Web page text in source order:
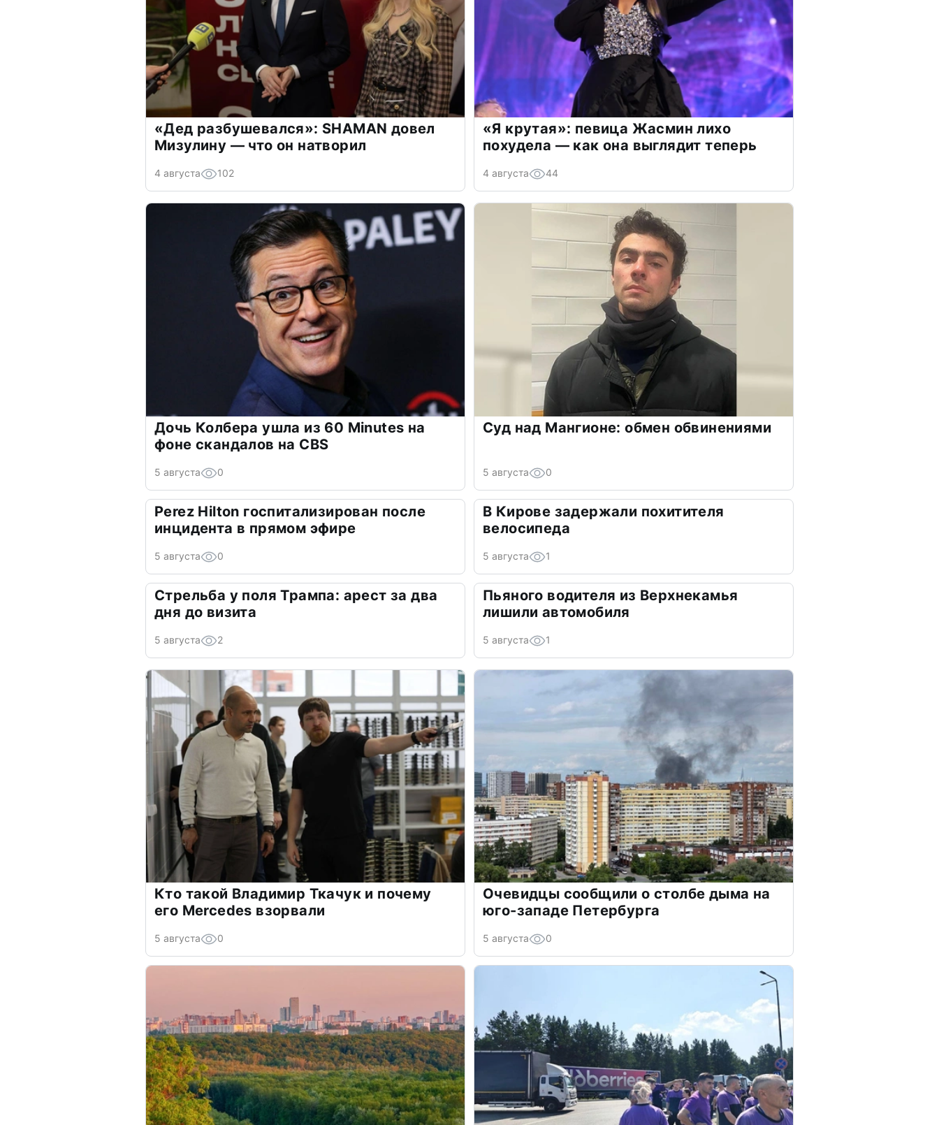
«Дед разбушевался»: SHAMAN довел
Мизулину — что он натворил
4 августа 102
«Я крутая»: певица Жасмин лихо
похудела — как она выглядит теперь
4 августа 44
Дочь Колбера ушла из 60 Minutes на
фоне скандалов на CBS
5 августа 0
Суд над Мангионе: обмен обвинениями
5 августа 0
Perez Hilton госпитализирован после
инцидента в прямом эфире
5 августа 0
В Кирове задержали похитителя
велосипеда
5 августа 1
Стрельба у поля Трампа: арест за два
дня до визита
5 августа 2
Пьяного водителя из Верхнекамья
лишили автомобиля
5 августа 1
Кто такой Владимир Ткачук и почему
его Mercedes взорвали
5 августа 0
Очевидцы сообщили о столбе дыма на
юго-западе Петербурга
5 августа 0